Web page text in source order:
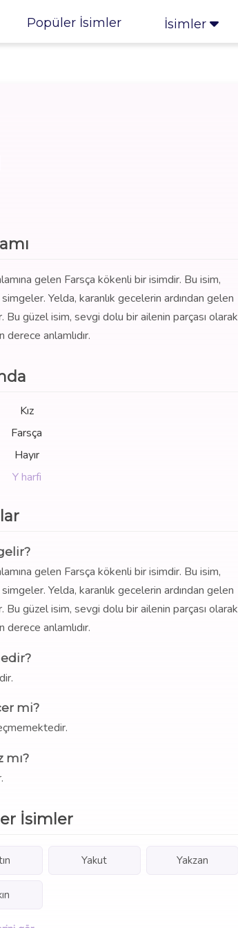
Popüler İsimler İsimler
gelen Farsça kökenli bir isimdir. Bu isim,
Yelda, karanlık gecelerin ardından gelen
güzel isim, sevgi dolu bir ailenin parçası olarak
anlamlıdır.
Kız
Farsça
Hayır
Y harfi
gelen Farsça kökenli bir isimdir. Bu isim,
Yelda, karanlık gecelerin ardından gelen
güzel isim, sevgi dolu bir ailenin parçası olarak
anlamlıdır.
mi?
mı?
İsimler
Yakut Yakzan